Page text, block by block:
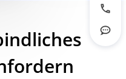
Jetzt